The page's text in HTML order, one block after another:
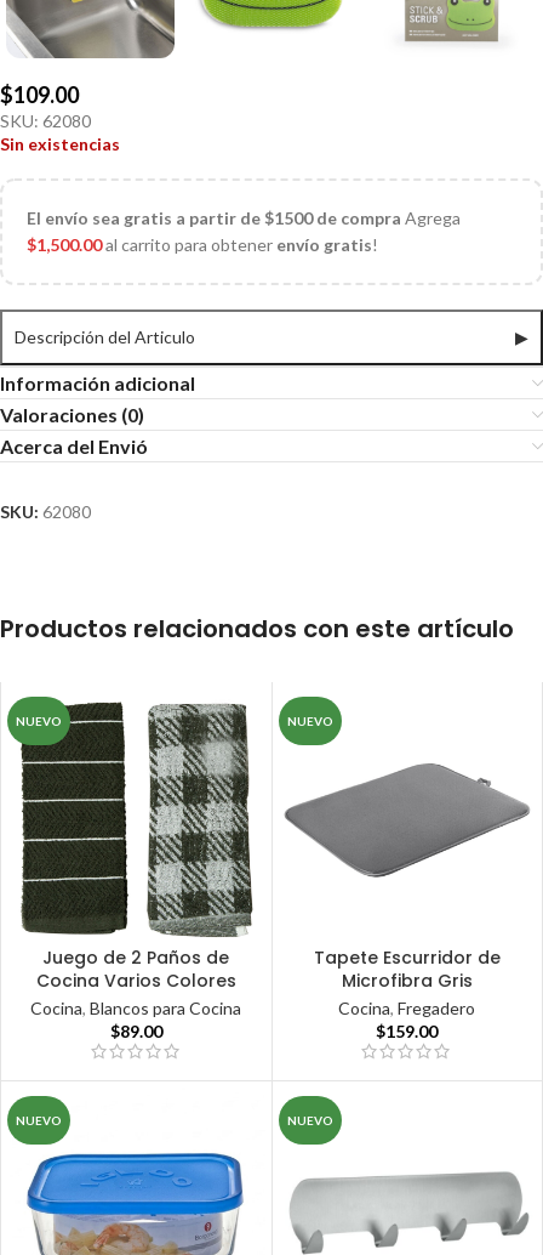
$109.00
SKU: 62080
Sin existencias
El envío sea gratis a partir de $1500 de compra Agrega
$1,500.00al carrito para obtener envío gratis!
Descripción del Articulo ▶
Información adicional
Valoraciones (0)
Acerca del Envió
SKU: 62080
Productos relacionados con este artículo
NUEVO
Juego de 2 Paños de
Cocina Varios Colores
Cocina,Blancos para Cocina
$89.00
NUEVO
Tapete Escurridor de
Microfibra Gris
Cocina,Fregadero
$159.00
NUEVO NUEVO